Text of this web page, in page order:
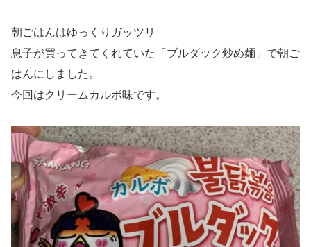
朝ごはんはゆっくりガッツリ
息子が買ってきてくれていた「ブルダック炒め麺」で朝ご
はんにしました。
今回はクリームカルボ味です。